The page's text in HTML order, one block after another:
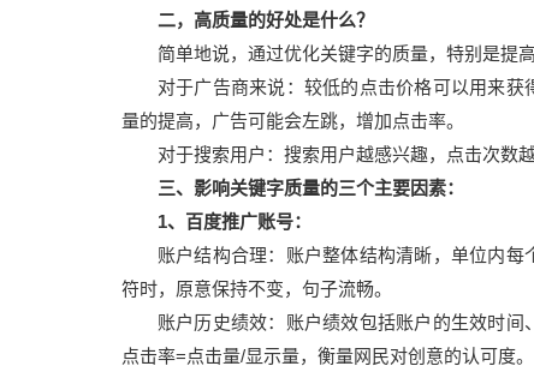
二，高质量的好处是什么？
简单地说，通过优化关键字的质量，特别是提
对于广告商来说：较低的点击价格可以用来
量的提高，广告可能会左跳，增加点击率。
对于搜索用户：搜索用户越感兴趣，点击次数
三、影响关键字质量的三个主要因素：
1、百度推广账号：
账户结构合理：账户整体结构清晰，单位内
符时，原意保持不变，句子流畅。
账户历史绩效：账户绩效包括账户的生效时间
点击率=点击量/显示量，衡量网民对创意的认可度。